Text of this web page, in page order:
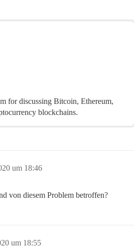
for discussing Bitcoin, Ethereum,
blockchains.
um 18:46
von diesem Problem betroffen?
um 18:55